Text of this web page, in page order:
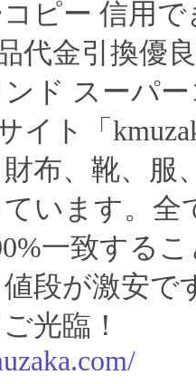
ピー 信用
代金引換優
ド スーパ
イト「
布、靴、服
います。全
一致する
段が激安で
光臨！